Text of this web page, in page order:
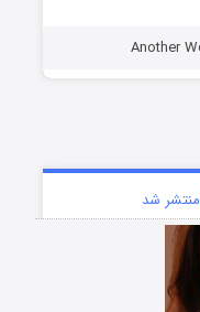
منتشر شد